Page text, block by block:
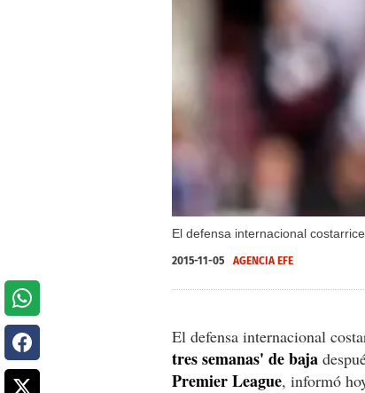
El defensa internacional
2015-11-05 AGENCIA EFE
El defensa internacional
tres semanas' de baja
Premier League, informó